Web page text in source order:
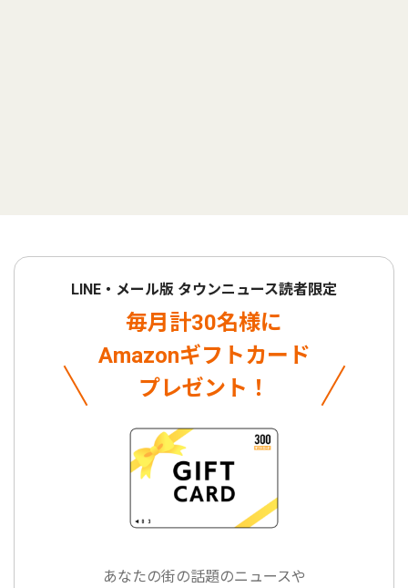
LINE・メール版 タウンニュース読者限定
毎月計30名様に
Amazonギフトカード
プレゼント！
あなたの街の話題のニュースや